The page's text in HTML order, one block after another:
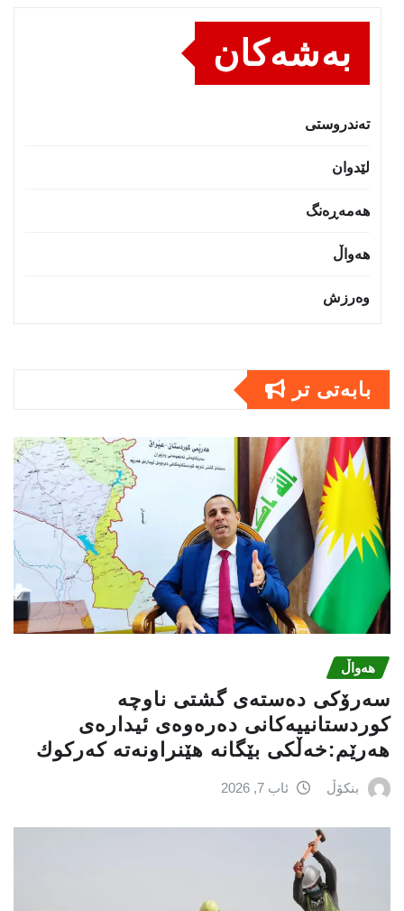
بەشەکان
تەندروستى
لێدوان
هەمەڕەنگ
هەواڵ
وەرزش
بابەتى تر
هەواڵ
سه‌رۆكی دەستەی گشتی ناوچە
كوردستانییەكانی دەرەوەی ئیدارەی
هەرێم:خه‌ڵكی بێگانه‌ هێنراونه‌ته‌ كه‌ركوك
بنکۆڵ ئاب 7, 2026